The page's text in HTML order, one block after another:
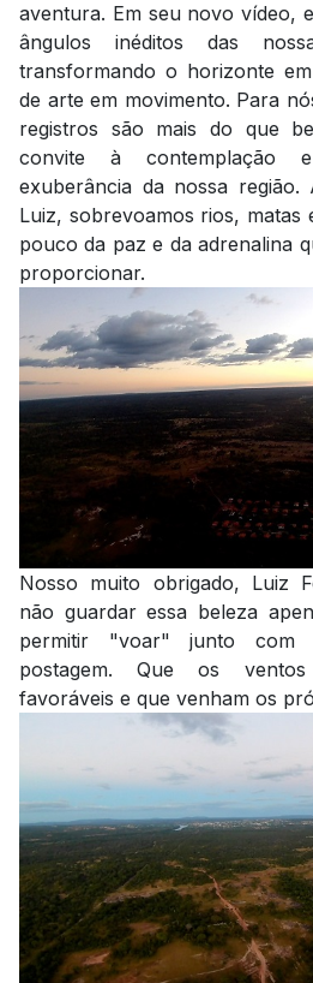
aventura. Em seu novo vídeo,
ângulos inéditos das
transformando o horizonte
de arte em movimento. Para
registros são mais do que
convite à contemplação
exuberância da nossa região.
Luiz, sobrevoamos rios, matas
pouco da paz e da adrenalina
proporcionar.
Nosso muito obrigado, Luiz
não guardar essa beleza
permitir "voar" junto
postagem. Que os
favoráveis e que venham os